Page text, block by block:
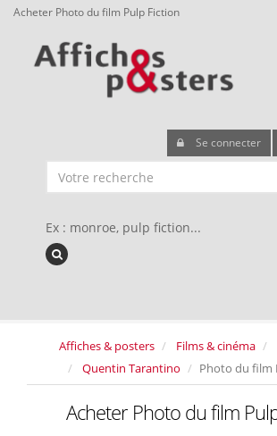
Acheter Photo du film Pulp Fiction
Se connecter
Ex : monroe, pulp fiction...
Affiches & posters Films & cinéma
Quentin Tarantino
Photo du film
Acheter Photo du film